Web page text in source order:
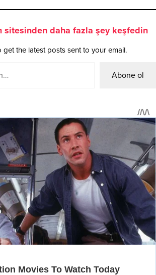
sitesinden daha fazla şey keşfedin
get the latest posts sent to your email.
Abone ol